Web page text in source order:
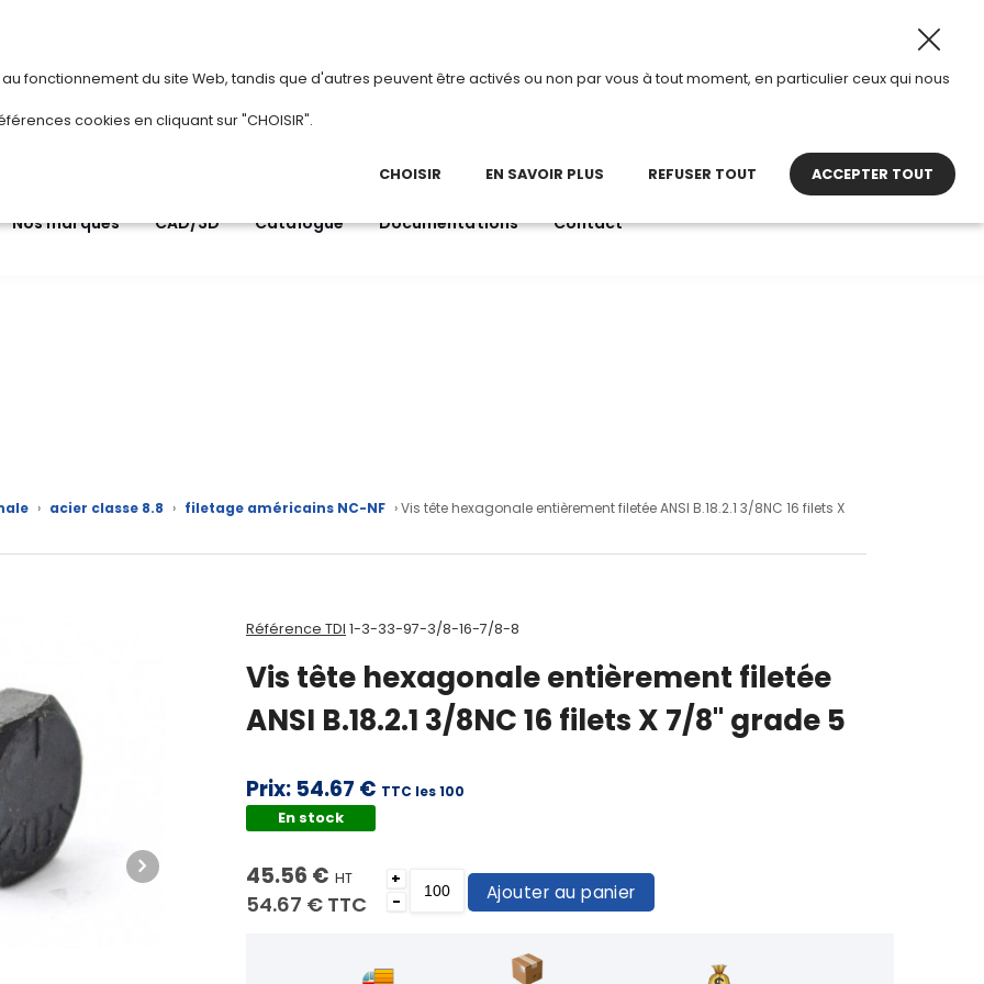
Du 3 au 28 août 2026, TDI passe en mode été. Horaires d’ouverture :
Nos marques CAD/3D Catalogue Documentations Contact
› acier classe 8.8 › filetage américains NC-NF › Vis tête hexagonale entièrement filetée ANSI B.18.2.1 3/8NC 16 filets X
Référence TDI 1-3-33-97-3/8-16-7/8-8
Vis tête hexagonale entièrement filetée
ANSI B.18.2.1 3/8NC 16 filets X 7/8" grade 5
Prix: 54.67 € TTC les 100
En stock
45.56 € HT
54.67 € TTC
+
-
Ajouter au panier
fonctionnement du site Web, tandis que d'autres peuvent être activés ou non par vous à tout moment, en particulier ceux qui nous
cookies en cliquant sur "CHOISIR".
CHOISIR EN SAVOIR PLUS REFUSER TOUT ACCEPTER TOUT